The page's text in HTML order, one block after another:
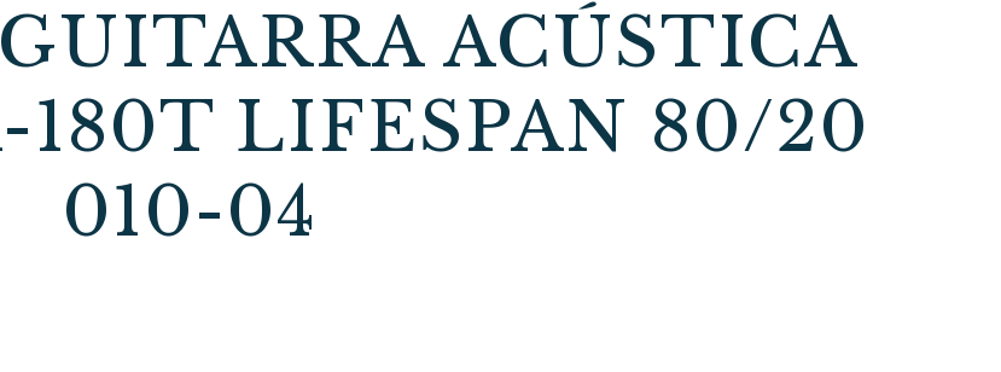
ACÚSTICA
LIFESPAN 80/20
010-04